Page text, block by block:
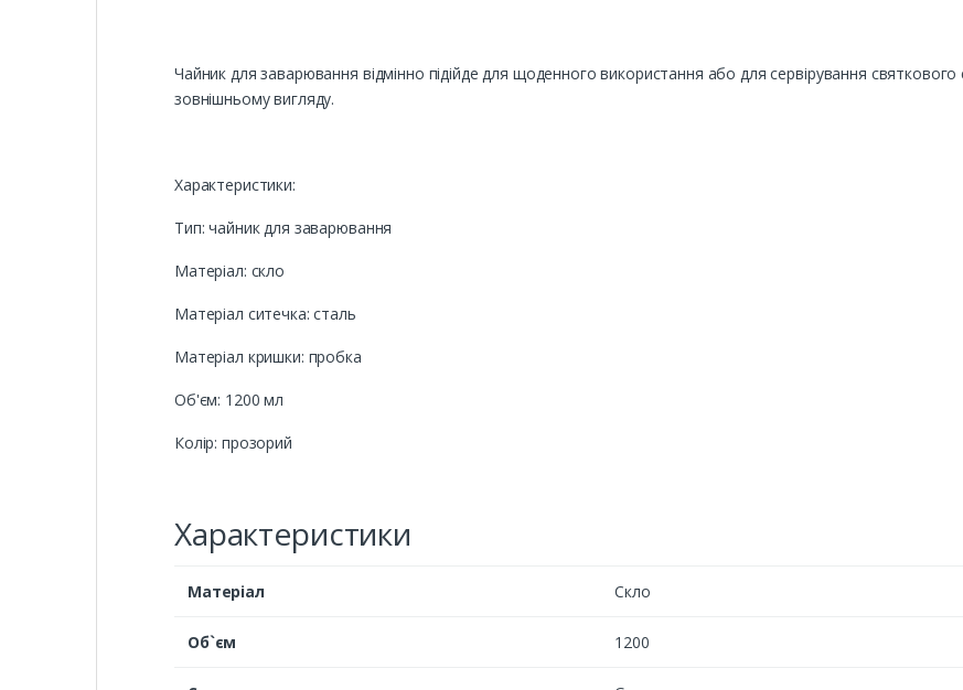
Чайник для заварювання відмінно підійде для щоденного використання або для сервірування
зовнішньому вигляду.
Характеристики:
Тип: чайник для заварювання
Матеріал: скло
Матеріал ситечка: сталь
Матеріал кришки: пробка
Об'єм: 1200 мл
Колір: прозорий
Характеристики
Матеріал Скло
Об`єм 1200